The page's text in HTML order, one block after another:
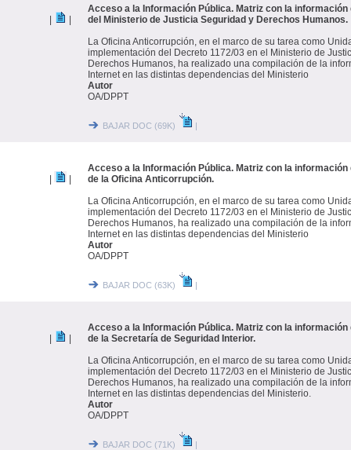
Acceso a la Información Pública. Matriz con la
del Ministerio de Justicia Seguridad y Derechos Humanos.
La Oficina Anticorrupción, en el marco de su tarea como
implementación del Decreto 1172/03 en el Ministerio de
Derechos Humanos, ha realizado una compilación de la
Internet en las distintas dependencias del Ministerio
Autor
OA/DPPT
BAJAR DOC (69K) |
Acceso a la Información Pública. Matriz con la
de la Oficina Anticorrupción.
La Oficina Anticorrupción, en el marco de su tarea como
implementación del Decreto 1172/03 en el Ministerio de
Derechos Humanos, ha realizado una compilación de la
Internet en las distintas dependencias del Ministerio
Autor
OA/DPPT
BAJAR DOC (63K) |
Acceso a la Información Pública. Matriz con la
de la Secretaría de Seguridad Interior.
La Oficina Anticorrupción, en el marco de su tarea como
implementación del Decreto 1172/03 en el Ministerio de
Derechos Humanos, ha realizado una compilación de la
Internet en las distintas dependencias del Ministerio.
Autor
OA/DPPT
BAJAR DOC (71K) |